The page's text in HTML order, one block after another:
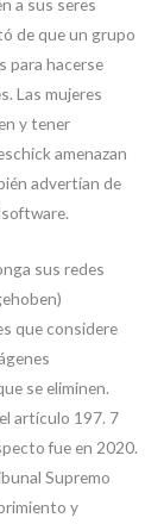
de que un grupo
para hacerse
Las mujeres
y tener
amenazan
advertían de
sus redes
que considere
se eliminen.
artículo 197. 7
fue en 2020.
Supremo
y